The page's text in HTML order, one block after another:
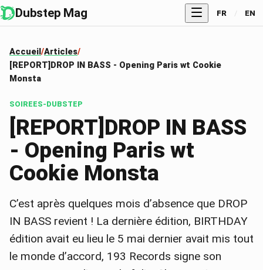
Dubstep Mag FR / EN
Accueil Articles
[REPORT]DROP IN BASS - Opening Paris wt Cookie
Monsta
SOIREES-DUBSTEP
[REPORT]DROP IN BASS
- Opening Paris wt
Cookie Monsta
C’est après quelques mois d’absence que DROP
IN BASS revient ! La dernière édition, BIRTHDAY
édition avait eu lieu le 5 mai dernier avait mis tout
le monde d’accord, 193 Records signe son